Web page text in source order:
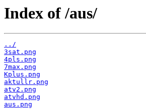
Index of /aus/
../
3sat.png
4pls.png
7max.png
Kplus.png
aktullr.png
atv2.png
atvhd.png
aus.png